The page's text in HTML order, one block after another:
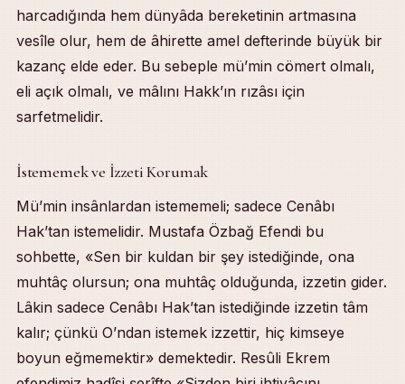
harcadığında hem dünyâda bereketinin artmasına
vesîle olur, hem de âhirette amel defterinde büyük bir
kazanç elde eder. Bu sebeple mü’min cömert olmalı,
eli açık olmalı, ve mâlını Hakk’ın rızâsı için
sarfetmelidir.
İstememek ve İzzeti Korumak
Mü’min insânlardan istememeli; sadece Cenâbı
Hak’tan istemelidir. Mustafa Özbağ Efendi bu
sohbette, «Sen bir kuldan bir şey istediğinde, ona
muhtâç olursun; ona muhtâç olduğunda, izzetin gider.
Lâkin sadece Cenâbı Hak’tan istediğinde izzetin tâm
kalır; çünkü O’ndan istemek izzettir, hiç kimseye
boyun eğmemektir» demektedir. Resûli Ekrem